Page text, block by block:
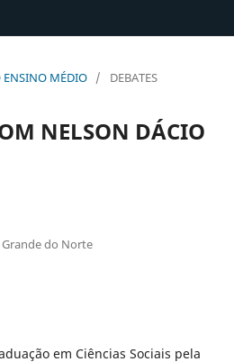
MÉDIO / DEBATES
NELSON DÁCIO
do Norte
em Ciências Sociais pela